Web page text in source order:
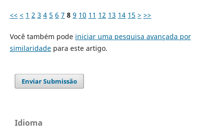
<< < 1 2 3 4 5 6 7 8 9 10 11 12 13 14 15 > >>
Você também pode iniciar uma pesquisa avançada por
similaridadepara este artigo.
Enviar Submissão
Idioma